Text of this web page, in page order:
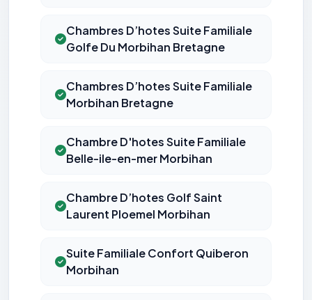
Chambres D’hotes Suite Familiale
Golfe Du Morbihan Bretagne
Chambres D’hotes Suite Familiale
Morbihan Bretagne
Chambre D'hotes Suite Familiale
Belle-ile-en-mer Morbihan
Chambre D’hotes Golf Saint
Laurent Ploemel Morbihan
Suite Familiale Confort Quiberon
Morbihan